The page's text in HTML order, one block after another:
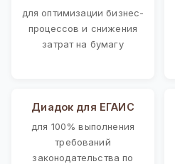
для оптимизации бизнес-
процессов и снижения
затрат на бумагу
Диадок для ЕГАИС
для 100% выполнения
требований
законодательства по